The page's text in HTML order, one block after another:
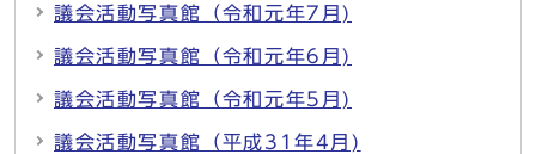
議会活動写真館（令和元年7月)
議会活動写真館（令和元年6月)
議会活動写真館（令和元年5月)
議会活動写真館（平成31年4月)